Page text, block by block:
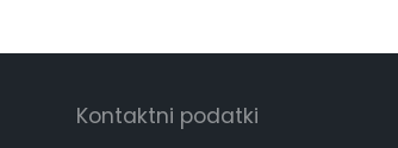
Kontaktni podatki